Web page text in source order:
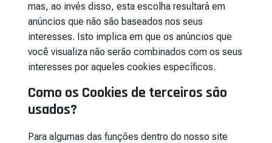
mas, ao invés disso, esta escolha resultará em
anúncios que não são baseados nos seus
interesses. Isto implica em que os anúncios que
você visualiza não serão combinados com os seus
interesses por aqueles cookies específicos.
Como os Cookies de terceiros são
usados?
Para algumas das funções dentro do nosso site